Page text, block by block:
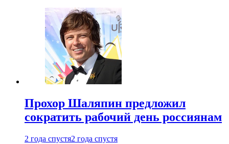
Прохор Шаляпин предложил
сократить рабочий день россиянам
2 года спустя2 года спустя